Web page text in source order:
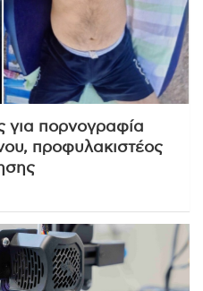
για πορνογραφία
προφυλακιστέος